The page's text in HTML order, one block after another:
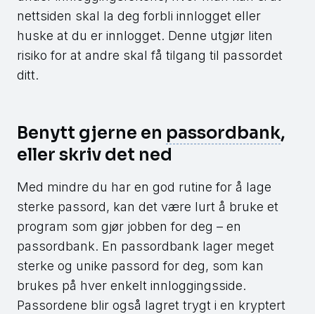
nettsiden skal la deg forbli innlogget eller
huske at du er innlogget. Denne utgjør liten
risiko for at andre skal få tilgang til passordet
ditt.
Benytt gjerne en passordbank,
eller skriv det ned
Med mindre du har en god rutine for å lage
sterke passord, kan det være lurt å bruke et
program som gjør jobben for deg – en
passordbank. En passordbank lager meget
sterke og unike passord for deg, som kan
brukes på hver enkelt innloggingsside.
Passordene blir også lagret trygt i en kryptert